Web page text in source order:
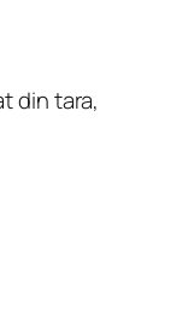
din tara,